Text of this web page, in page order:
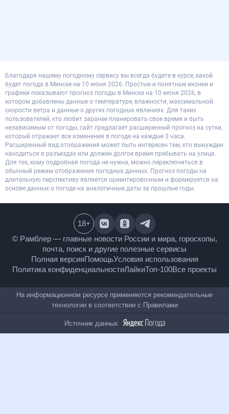
Благодаря нашему погодному сервису вы всегда будете в курсе, какой
будет погода в Минске на 10 июня 2026. Простые и понятные иконки и
графики показывают прогноз погоды в Минске на 10 июня 2026, в
котором добавлены данные о температуре, влажности, максимальной
скорости ветра и данные о других погодных явлениях. Для таких
пользователей, кто любит заранее планировать свое время и быть
независимым от погоды, сайт предлагает расширенный прогноз на сутки,
который отражает все изменения в погоде на каждые 3 часа.
Расширенный вид отображения может быть интересен тем, кто вынужден
находиться в разъездах или должен долгое время пребывать на улице.
Для тех, кому подробная погода не нужна, можно переключиться в
обычный режим отображения погодных данных. Прогноз погоды на
длительную перспективу является ориентировочным и формируется на
основе данных о погоде на аналогичные даты за прошлые годы.
© Рамблер — главные новости России и мира,
гороскопы, почта, поиск и другие полезные сервисы
Полная версияПомощьУсловия использования
Политика конфиденциальностиЛайкиТоп-100
18+
На информационном ресурсе применяются
рекомендательные технологии в соответствии сПравилами
Источник данных